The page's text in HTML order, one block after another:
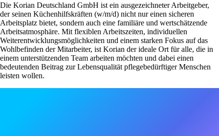
Die Korian Deutschland GmbH ist ein ausgezeichneter Arbeitgeber,
der seinen Küchenhilfskräften (w/m/d) nicht nur einen sicheren
Arbeitsplatz bietet, sondern auch eine familiäre und wertschätzende
Arbeitsatmosphäre. Mit flexiblen Arbeitszeiten, individuellen
Weiterentwicklungsmöglichkeiten und einem starken Fokus auf das
Wohlbefinden der Mitarbeiter, ist Korian der ideale Ort für alle, die in
einem unterstützenden Team arbeiten möchten und dabei einen
bedeutenden Beitrag zur Lebensqualität pflegebedürftiger Menschen
leisten wollen.